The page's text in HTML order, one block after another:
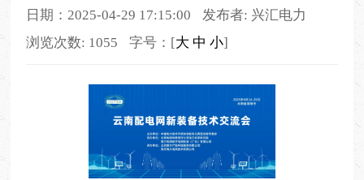
日期：2025-04-29 17:15:00
发布者: 兴汇电力
浏览次数: 1055
字号：[大 中 小]